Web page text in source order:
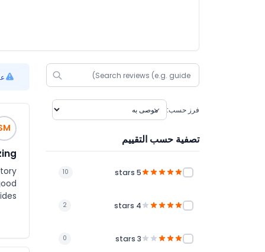
فرز حسب:
تصفية حسب التقييم
5 stars
10
4 stars
2
3 stars
0